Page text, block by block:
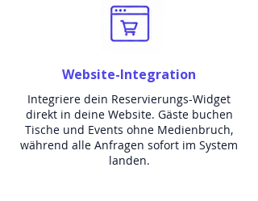
Website-Integration
Integriere dein Reservierungs-Widget
direkt in deine Website. Gäste buchen
Tische und Events ohne Medienbruch,
während alle Anfragen sofort im System
landen.